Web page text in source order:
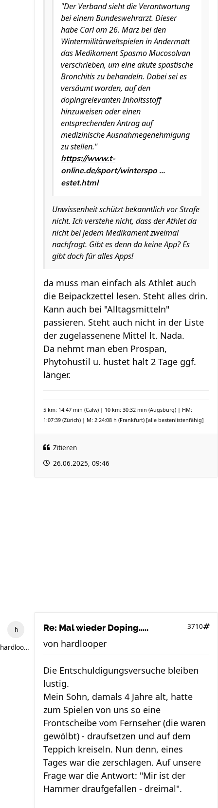
"Der Verband sieht die Verantwortung
bei einem Bundeswehrarzt. Dieser
habe Carl am 26. März bei den
Wintermilitärweltspielen in Andermatt
das Medikament Spasmo Mucosolvan
verschrieben, um eine akute spastische
Bronchitis zu behandeln. Dabei sei es
versäumt worden, auf den
dopingrelevanten Inhaltsstoff
hinzuweisen oder einen
entsprechenden Antrag auf
medizinische Ausnahmegenehmigung
zu stellen."
https://www.t-
online.de/sport/winterspo ...
estet.html
Unwissenheit schützt bekanntlich vor Strafe
nicht. Ich verstehe nicht, dass der Athlet da
nicht bei jedem Medikament zweimal
nachfragt. Gibt es denn da keine App? Es
gibt doch für alles Apps!
da muss man einfach als Athlet auch
die Beipackzettel lesen. Steht alles drin.
Kann auch bei "Alltagsmitteln"
passieren. Steht auch nicht in der Liste
der zugelassenene Mittel lt. Nada.
Da nehmt man eben Prospan,
Phytohustil u. hustet halt 2 Tage ggf.
länger.
5 km: 14:47 min (Calw) | 10 km: 30:32 min (Augsburg) | HM:
1:07:39 (Zürich) | M: 2:24:08 h (Frankfurt) [alle bestenlistenfähig]
Zitieren
26.06.2025, 09:46
hardlooper
Re: Mal wieder Doping..... 3710
von hardlooper
Die Entschuldigungsversuche bleiben
lustig.
Mein Sohn, damals 4 Jahre alt, hatte
zum Spielen von uns so eine
Frontscheibe vom Fernseher (die waren
gewölbt) - draufsetzen und auf dem
Teppich kreiseln. Nun denn, eines
Tages war die zerschlagen. Auf unsere
Frage war die Antwort: "Mir ist der
Hammer draufgefallen - dreimal".